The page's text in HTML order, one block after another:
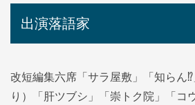
出演落語家
改短編集六席「サラ屋敷」「知らん
り）「肝ツブシ」「崇トク院」「コ